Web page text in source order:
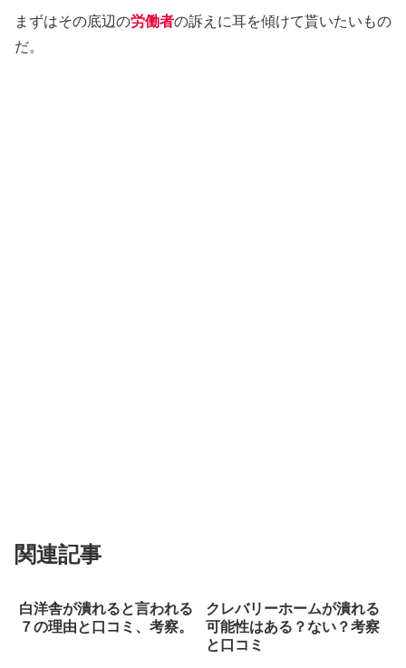
まずはその底辺の労働者の訴えに耳を傾けて貰いたいもの
だ。
関連記事
白洋舎が潰れると言われる
７の理由と口コミ、考察。
クレバリーホームが潰れる
可能性はある？ない？考察
と口コミ